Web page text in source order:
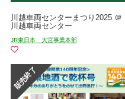
川越車両センターまつり2025 ＠
川越車両センター
JR東日本 大宮事業本部